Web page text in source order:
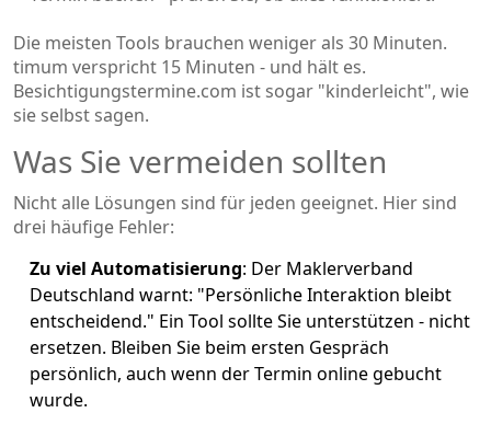
Die meisten Tools brauchen weniger als 30 Minuten.
timum verspricht 15 Minuten - und hält es.
Besichtigungstermine.com ist sogar "kinderleicht", wie
sie selbst sagen.
Was Sie vermeiden sollten
Nicht alle Lösungen sind für jeden geeignet. Hier sind
drei häufige Fehler:
Zu viel Automatisierung: Der Maklerverband
Deutschland warnt: "Persönliche Interaktion bleibt
entscheidend." Ein Tool sollte Sie unterstützen - nicht
ersetzen. Bleiben Sie beim ersten Gespräch
persönlich, auch wenn der Termin online gebucht
wurde.